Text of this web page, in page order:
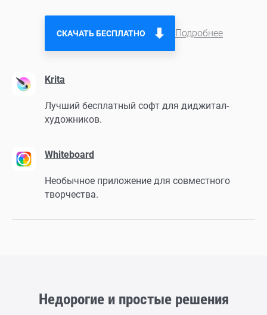
СКАЧАТЬ БЕСПЛАТНО Подробнее
Krita
Лучший бесплатный софт для диджитал-
художников.
Whiteboard
Необычное приложение для совместного
творчества.
Недорогие и простые решения